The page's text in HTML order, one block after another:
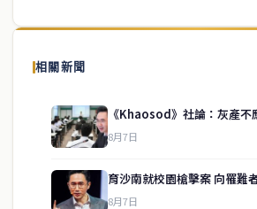
相關新聞
《Khaosod》社論：灰產不
8月7日
育沙南就校園槍擊案 向罹難
8月7日
泰國中文新聞（TCN）是一家總部設於曼谷的
供即時、客觀、多元的中文新聞內容。